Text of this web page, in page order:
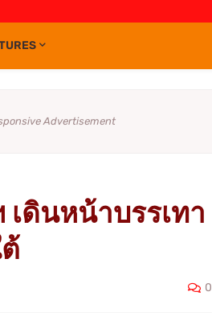
Advertisement
เดินหน้าบรรเทา
0